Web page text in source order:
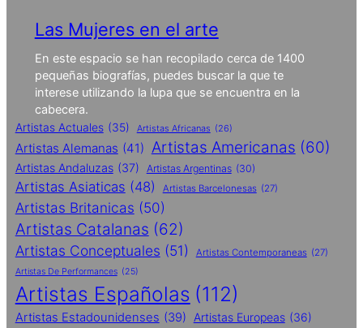
Las Mujeres en el arte
En este espacio se han recopilado cerca de 1400
pequeñas biografías, puedes buscar la que te
interese utilizando la lupa que se encuentra en la
cabecera.
Artistas Actuales (35) Artistas Africanas (26)
Artistas Alemanas (41) Artistas Americanas (60)
Artistas Andaluzas (37) Artistas Argentinas (30)
Artistas Asiaticas (48) Artistas Barcelonesas (27)
Artistas Britanicas (50)
Artistas Catalanas (62)
Artistas Conceptuales (51) Artistas Contemporaneas (27)
Artistas De Performances (25)
Artistas Españolas (112)
Artistas Estadounidenses (39) Artistas Europeas (36)